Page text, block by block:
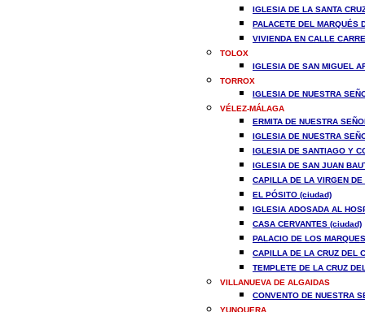
IGLESIA DE LA SANTA
PALACETE DEL MARQUÉS
VIVIENDA EN CALLE
TOLOX
IGLESIA DE SAN MIGUEL
TORROX
IGLESIA DE NUESTRA
VÉLEZ-MÁLAGA
ERMITA DE NUESTRA
IGLESIA DE NUESTRA
IGLESIA DE SANTIAGO Y
IGLESIA DE SAN JUAN
CAPILLA DE LA VIRGEN
EL PÓSITO (ciudad)
IGLESIA ADOSADA AL
CASA CERVANTES (ciudad)
PALACIO DE LOS
CAPILLA DE LA CRUZ DEL
TEMPLETE DE LA CRUZ
VILLANUEVA DE ALGAIDAS
CONVENTO DE NUESTRA
YUNQUERA